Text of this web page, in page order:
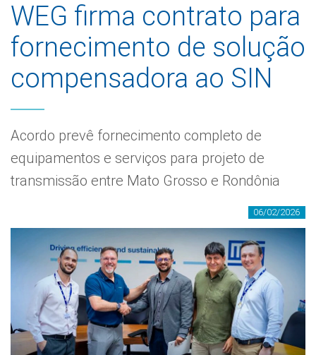
WEG firma contrato para
fornecimento de solução
compensadora ao SIN
Acordo prevê fornecimento completo de
equipamentos e serviços para projeto de
transmissão entre Mato Grosso e Rondônia
06/02/2026